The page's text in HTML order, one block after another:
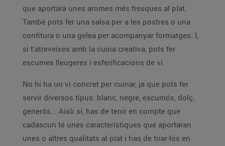
que aportarà unes aromes més fresques al plat.
També pots fer una salsa per a les postres o una
confitura o una gelea per acompanyar formatges. I,
si t'atreveixes amb la cuina creativa, pots fer
escumes lleugeres i esferificacions de vi.
No hi ha un vi concret per cuinar, ja que pots fer
servir diversos tipus: blanc, negre, escumós, dolç,
generós... Això sí, has de tenir en compte que
cadascun té unes característiques que aportaran
unes o altres qualitats al plat i has de triar-los en